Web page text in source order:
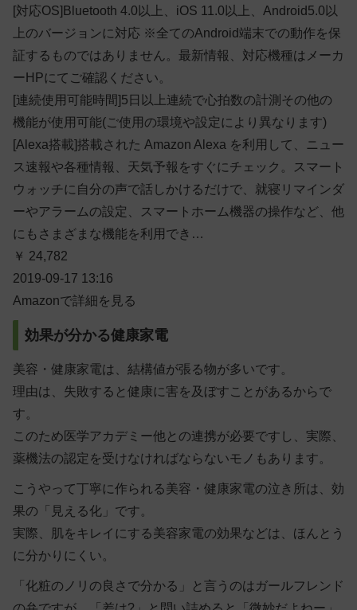
[対応OS]Bluetooth 4.0以上、iOS 11.0以上、Android5.0以
上のバージョンに対応 ※全てのAndroid端末での動作を保
証するものではありません。最新情報、対応機種はメーカ
ーHPにてご確認ください。
[連続使用可能時間]5日以上連続で心拍数の計測その他の
機能が使用可能(ご使用の環境や設定により異なります)
[Alexa搭載]搭載された Amazon Alexa を利用して、ニュー
ス速報や各種情報、天気予報をすぐにチェック。スマート
ウォッチに自分の声で話しかけるだけで、就寝リマインダ
ーやアラームの設定、スマートホーム機器の操作など、他
にもさまざまな機能を利用でき…
￥ 24,782
2019-09-17 13:16
Amazonで詳細を見る
効果が分かる健康家電
美容・健康家電は、結構値が張る物が多いです。
理由は、失敗すると健康に害を及ぼすことがあるからで
す。
このため医学アカデミー他との連携が必要ですし、実際、
薬機法の認定を受けなければならないモノもあります。
こうやって丁寧に作られる美容・健康家電の泣き所は、効
果の「見える化」です。
実際、肌をキレイにする美容家電の効果などは、ほんとう
に分かりにくい。
「化粧のノリの良さで分かる」と言うのはガールフレンド